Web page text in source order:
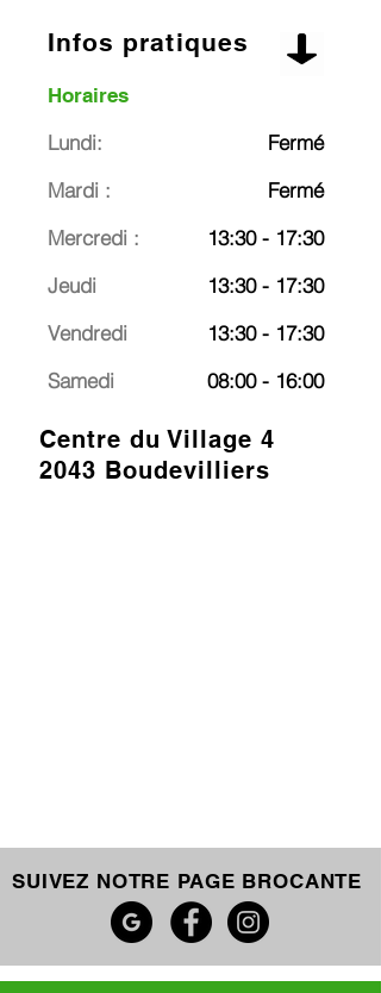
Infos pratiques
Horaires
Lundi:
Mardi :
Mercredi :
Jeudi
Vendredi
Samedi
Fermé
Fermé
13:30 - 17:30
13:30 - 17:30
13:30 - 17:30
08:00 - 16:00
Centre du Village 4
2043 Boudevilliers
SUIVEZ NOTRE PAGE BROCANTE